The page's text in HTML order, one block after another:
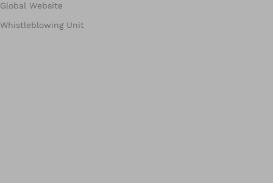
Global Website
Whistleblowing Unit